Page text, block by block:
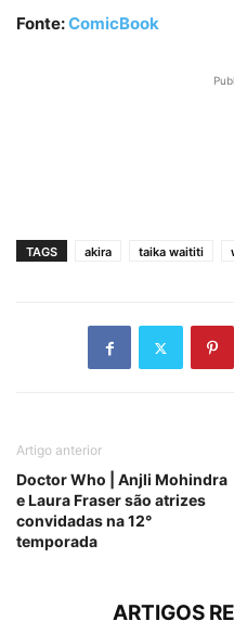
Fonte:ComicBook
TAGS akira taika waititi
Artigo anterior
Doctor Who | Anjli Mohindra
e Laura Fraser são atrizes
convidadas na 12°
temporada
ARTIGOS